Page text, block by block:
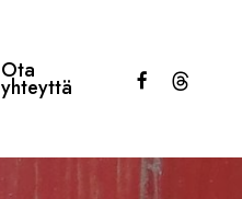
Ota
yhteyttä facebookthreads